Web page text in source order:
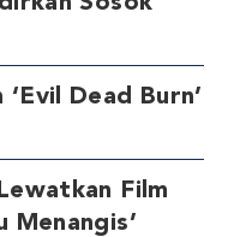
Dead Burn’
Film
Menangis’